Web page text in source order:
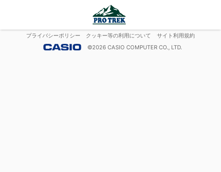
プライバシーポリシー クッキー等の利用について
サイト利用規約
©2026 CASIO COMPUTER CO., LTD.